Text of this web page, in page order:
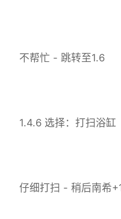
不帮忙 - 跳转至1.6
1.4.6 选择：打扫浴缸
仔细打扫 - 稍后南希